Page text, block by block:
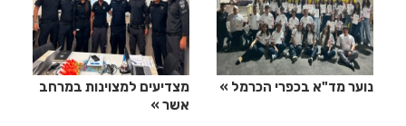
נוער מד"א בכפרי הכרמל
מצדיעים למצוינות במרחב
אשר